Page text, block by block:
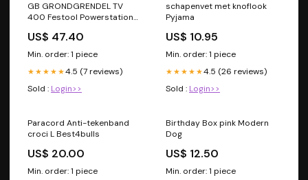
GB GRONDGRENDEL TV
400 Festool Powerstation
US$ 47.40
Min. order: 1 piece
★★★★★4.5 (7 reviews)
Sold : Login>>
schapenvet met knoflook
Pyjama
US$ 10.95
Min. order: 1 piece
★★★★★4.5 (26 reviews)
Sold : Login>>
Paracord Anti-tekenband
croci L Best4bulls
US$ 20.00
Min. order: 1 piece
Birthday Box pink Modern
Dog
US$ 12.50
Min. order: 1 piece